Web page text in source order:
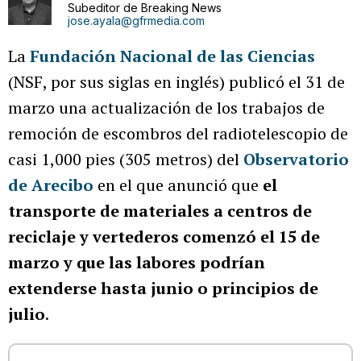
Subeditor de Breaking News
jose.ayala@gfrmedia.com
LaFundación Nacional de las Ciencias
(NSF, por sus siglas en inglés) publicó el 31 de
marzo una actualización de los trabajos de
remoción de escombros del radiotelescopio de
casi 1,000 pies (305 metros) del Observatorio
de Arecibo en el que anunció que el
transporte de materiales a centros de
reciclaje y vertederos comenzó el 15 de
marzo y que las labores podrían
extenderse hasta junio o principios de
julio.